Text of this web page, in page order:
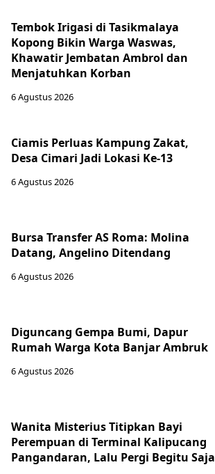
Tembok Irigasi di Tasikmalaya
Kopong Bikin Warga Waswas,
Khawatir Jembatan Ambrol dan
Menjatuhkan Korban
6 Agustus 2026
Ciamis Perluas Kampung Zakat,
Desa Cimari Jadi Lokasi Ke-13
6 Agustus 2026
Bursa Transfer AS Roma: Molina
Datang, Angelino Ditendang
6 Agustus 2026
Diguncang Gempa Bumi, Dapur
Rumah Warga Kota Banjar Ambruk
6 Agustus 2026
Wanita Misterius Titipkan Bayi
Perempuan di Terminal Kalipucang
Pangandaran, Lalu Pergi Begitu Saja